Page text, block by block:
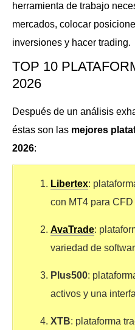
herramienta de trabajo
mercados, colocar
inversiones y hacer trading.
TOP 10
2026
Después de un análisis
éstas son las mejores
2026:
Libertex:
con MT4 para CFD
AvaTrade:
variedad de
Plus500:
activos y una
XTB: plataforma